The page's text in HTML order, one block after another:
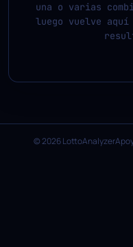
una o varias
luego vuelve aquí
© 2026 LottoAnalyzer